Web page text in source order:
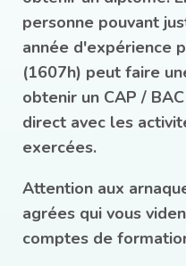
personne pouvant
année d'expérience
(1607h) peut faire
obtenir un CAP /
direct avec les
exercées.
Attention aux
agrées qui vous
comptes de